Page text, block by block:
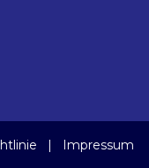
Impressum